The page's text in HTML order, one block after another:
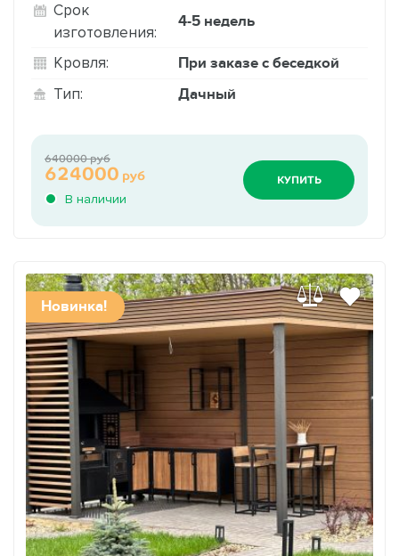
Срок
изготовления:
4-5 недель
Кровля: При заказе с беседкой
Тип: Дачный
В наличии
624000 руб
640000 руб
КУПИТЬ
Новинка!